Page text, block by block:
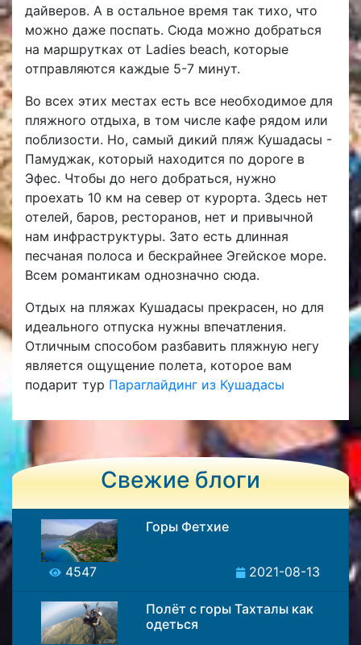
дайверов. А в остальное время так тихо, что
можно даже поспать. Сюда можно добраться
на маршрутках от Ladies beach, которые
отправляются каждые 5-7 минут.
Во всех этих местах есть все необходимое для
пляжного отдыха, в том числе кафе рядом или
поблизости. Но, самый дикий пляж Кушадасы -
Памуджак, который находится по дороге в
Эфес. Чтобы до него добраться, нужно
проехать 10 км на север от курорта. Здесь нет
отелей, баров, ресторанов, нет и привычной
нам инфраструктуры. Зато есть длинная
песчаная полоса и бескрайнее Эгейское море.
Всем романтикам однозначно сюда.
Отдых на пляжах Кушадасы прекрасен, но для
идеального отпуска нужны впечатления.
Отличным способом разбавить пляжную негу
является ощущение полета, которое вам
подарит тур Параглайдинг из Кушадасы
Свежие блоги
Горы Фетхие
4547 2021-08-13
Полёт с горы Тахталы как
одеться